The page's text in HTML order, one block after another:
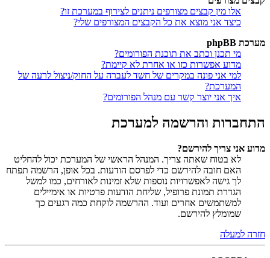
אלו מין קבצים מצורפים ניתנים לצירוף במערכת זו?
כיצד אני מוצא את כל הקבצים המצורפים שלי?
מערכת phpBB
מי תכנן וכתב את תוכנת הפורומים?
מדוע אפשרות כזו או אחרת לא קיימת?
למי אני פונה במקרים של חשד לעברה על החוק/ניצול לרעה של
המערכת?
איך אני יוצר קשר עם מנהל הפורומים?
התחברות והרשמה למערכת
מדוע אני צריך להירשם?
לא בטוח שאתה צריך. המנהל הראשי של המערכת יכול להחליט
האם חובה להירשם כדי לפרסם הודעות. בכל אופן, הרשמה תפתח
לך גישה לאפשרויות נוספות שלא זמינות לאורחים, כמו למשל
הגדרת תמונת פרופיל, שליחת הודעות פרטיות או אימיילים
למשתמשים אחרים ועוד. ההרשמה לוקחת כמה רגעים כך
שמומלץ להירשם.
חזרה למעלה